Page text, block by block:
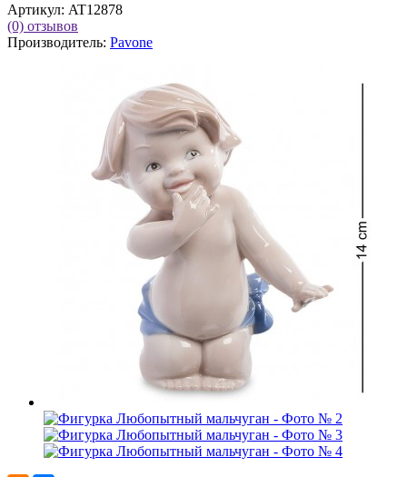
Артикул: AT12878
(0) отзывов
Производитель: Pavone